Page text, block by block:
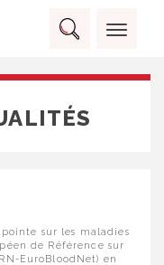
RECHERCHER
sur les maladies
de Référence sur
EuroBloodNet) en